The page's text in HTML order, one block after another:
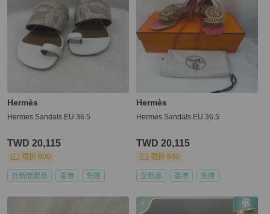
Hermès
Hermes Sandals EU 36.5
TWD 20,115
現折 800
近新閒置品 香港 免運
Hermès
Hermes Sandals EU 36.5
TWD 20,115
現折 800
全新品 香港 免運